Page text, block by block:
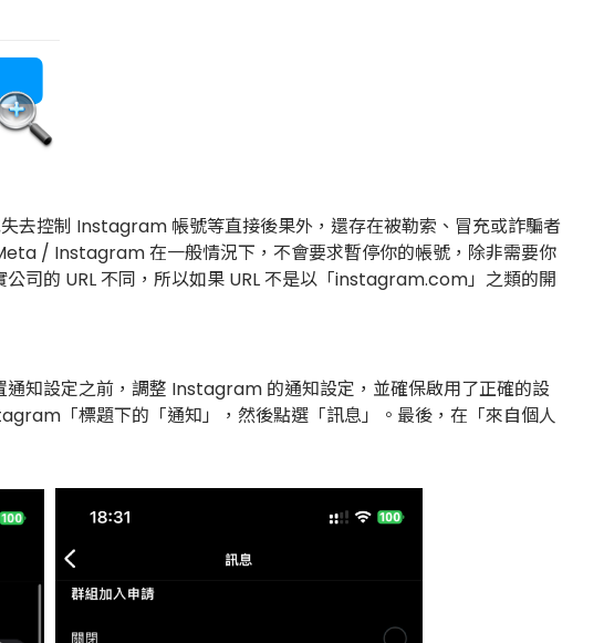
去控制 Instagram 帳號等直接後果外，還存在被勒索、冒充或詐騙者
/ Instagram 在一般情況下，不會要求暫停你的帳號，除非需要你
司的 URL 不同，所以如果 URL 不是以「instagram.com」之類的開
知設定之前，調整 Instagram 的通知設定，並確保啟用了正確的設
「標題下的「通知」，然後點選「訊息」。最後，在「來自個人